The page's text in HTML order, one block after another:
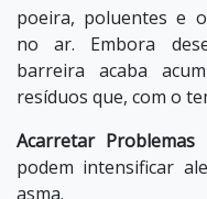
poeira, poluentes e
no ar. Embora
barreira acaba
resíduos que, com o
Acarretar Problemas
podem intensificar
asma.